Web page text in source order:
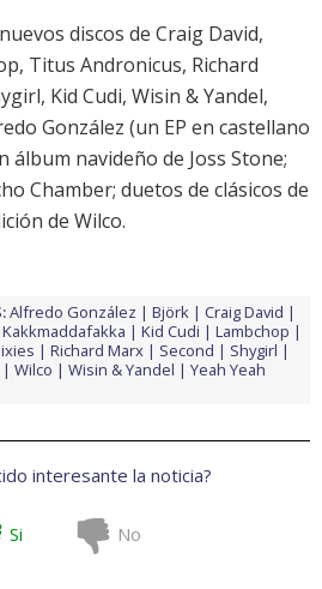
discos de Craig David,
, Titus Andronicus, Richard
, Kid Cudi, Wisin & Yandel,
González (un EP en castellano
álbum navideño de Joss Stone;
Chamber; duetos de clásicos de
de Wilco.
Alfredo González Björk
Craig David
Kakkmaddafakka Kid Cudi
Lambchop
Richard Marx Second
Shygirl
Wilco Wisin & Yandel
Yeah Yeah
interesante la noticia?
Si No